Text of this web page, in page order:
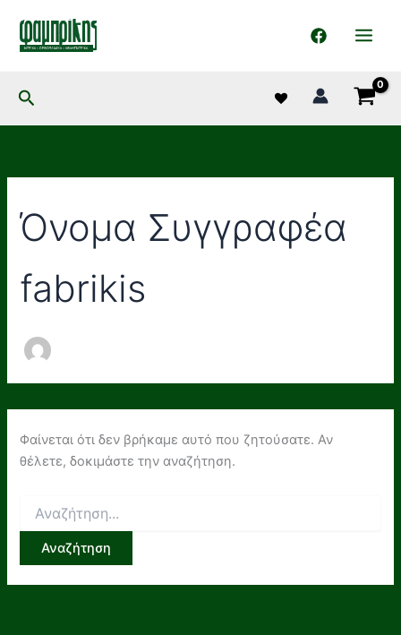
περιεχόμενο
περιεχόμενο
Αναζήτηση
Όνομα Συγγραφέα
fabrikis
Φαίνεται ότι δεν βρήκαμε αυτό που ζητούσατε. Αν
θέλετε, δοκιμάστε την αναζήτηση.
για: